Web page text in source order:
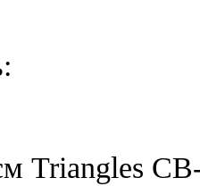
Triangles